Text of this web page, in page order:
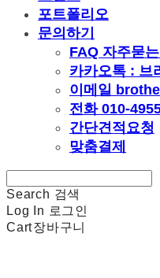
포트폴리오
문의하기
FAQ 자주묻
카카오톡 : 브
이메일
전화 010-
간단견적요청
맞춤결제
Search 검색
Log In 로그인
Cart장바구니